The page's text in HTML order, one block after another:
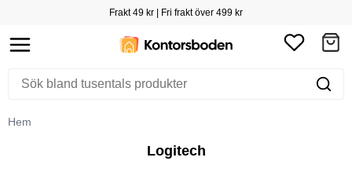
Frakt 49 kr | Fri frakt över 499 kr
Hem
Logitech